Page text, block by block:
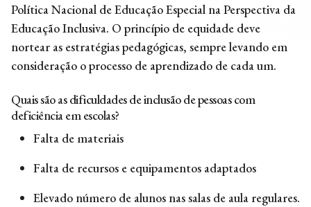
Política Nacional de Educação Especial na Perspectiva da
Educação Inclusiva. O princípio de equidade deve
nortear as estratégias pedagógicas, sempre levando em
consideração o processo de aprendizado de cada um.
Quais são as dificuldades de inclusão de pessoas com
deficiência em escolas?
Falta de materiais
Falta de recursos e equipamentos adaptados
Elevado número de alunos nas salas de aula regulares.